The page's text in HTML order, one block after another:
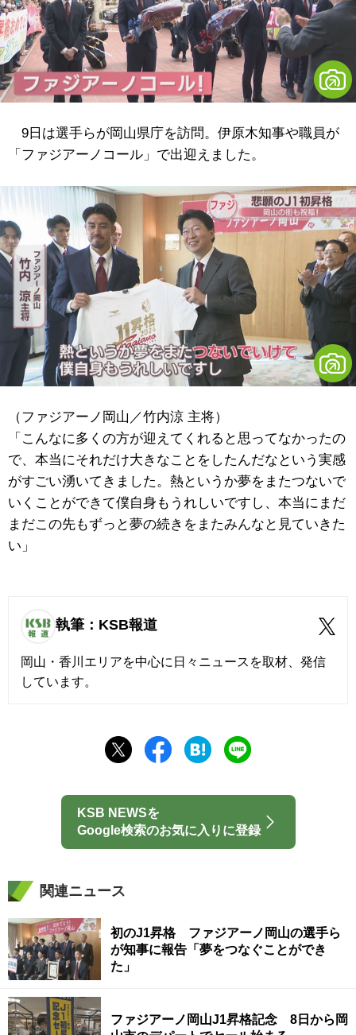
9日は選手らが岡山県庁を訪問。伊原木知事や職員が
「ファジアーノコール」で出迎えました。
（ファジアーノ岡山／竹内涼 主将）
「こんなに多くの方が迎えてくれると思ってなかったの
で、本当にそれだけ大きなことをしたんだなという実感
がすごい湧いてきました。熱というか夢をまたつないで
いくことができて僕自身もうれしいですし、本当にまだ
まだこの先もずっと夢の続きをまたみんなと見ていきた
い」
執筆：KSB報道
岡山・香川エリアを中心に日々ニュースを取材、発信
しています。
KSB NEWSを
Google検索のお気に入りに登録
関連ニュース
初のJ1昇格 ファジアーノ岡山の選手ら
が知事に報告「夢をつなぐことができ
た」
ファジアーノ岡山J1昇格記念 8日から岡